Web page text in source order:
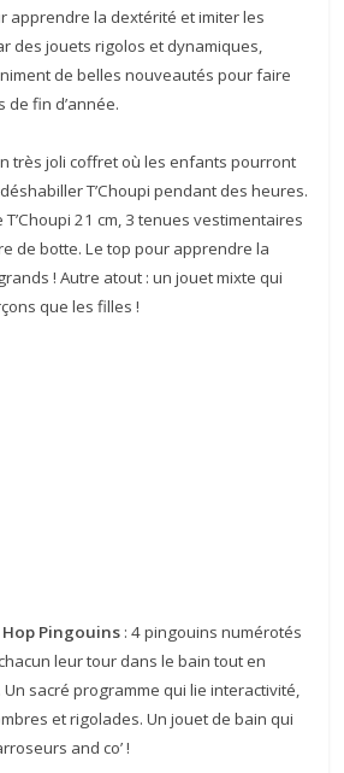
apprendre la dextérité et imiter les
des jouets rigolos et dynamiques,
de belles nouveautés pour faire
fin d’année.
très joli coffret où les enfants pourront
T’Choupi pendant des heures.
21 cm, 3 tenues vestimentaires
de botte. Le top pour apprendre la
! Autre atout : un jouet mixte qui
que les filles !
Hop Pingouins : 4 pingouins numérotés
leur tour dans le bain tout en
sacré programme qui lie interactivité,
et rigolades. Un jouet de bain qui
and co’ !